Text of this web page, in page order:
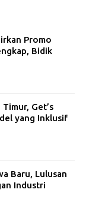
Promo
Bidik
Get’s
yang Inklusif
Baru, Lulusan
Industri